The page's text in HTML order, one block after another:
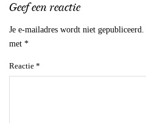
Geef een reactie
Je e-mailadres wordt niet gepubliceerd.
met *
Reactie *